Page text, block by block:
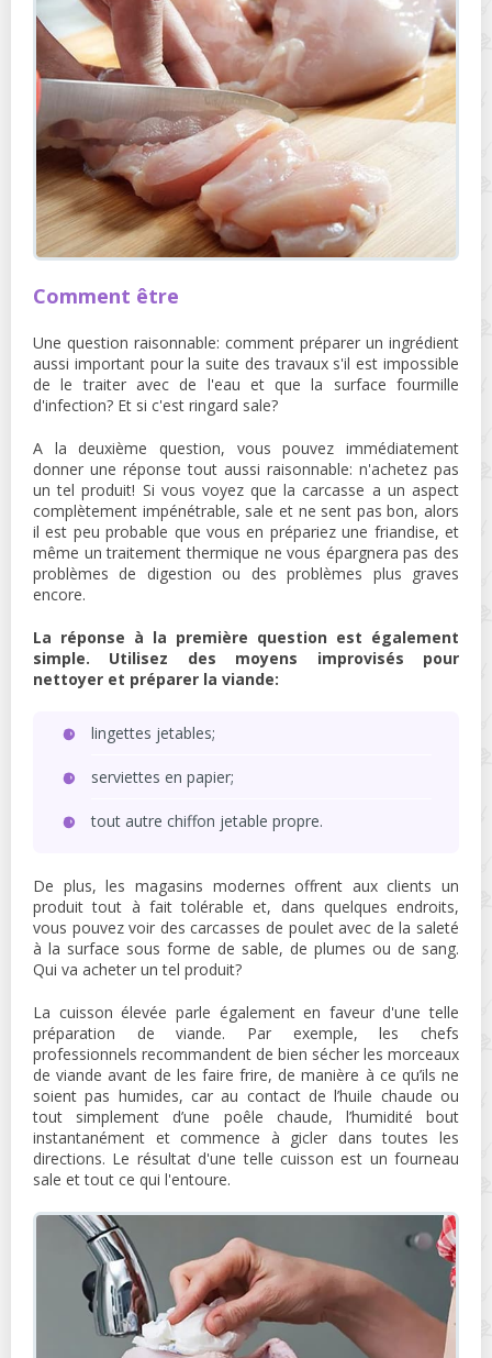
Comment être
Une question raisonnable: comment préparer un ingrédient
aussi important pour la suite des travaux s'il est impossible
de le traiter avec de l'eau et que la surface fourmille
d'infection? Et si c'est ringard sale?
A la deuxième question, vous pouvez immédiatement
donner une réponse tout aussi raisonnable: n'achetez pas
un tel produit! Si vous voyez que la carcasse a un aspect
complètement impénétrable, sale et ne sent pas bon, alors
il est peu probable que vous en prépariez une friandise, et
même un traitement thermique ne vous épargnera pas des
problèmes de digestion ou des problèmes plus graves
encore.
La réponse à la première question est également
simple. Utilisez des moyens improvisés pour
nettoyer et préparer la viande:
lingettes jetables;
serviettes en papier;
tout autre chiffon jetable propre.
De plus, les magasins modernes offrent aux clients un
produit tout à fait tolérable et, dans quelques endroits,
vous pouvez voir des carcasses de poulet avec de la saleté
à la surface sous forme de sable, de plumes ou de sang.
Qui va acheter un tel produit?
La cuisson élevée parle également en faveur d'une telle
préparation de viande. Par exemple, les chefs
professionnels recommandent de bien sécher les morceaux
de viande avant de les faire frire, de manière à ce qu’ils ne
soient pas humides, car au contact de l’huile chaude ou
tout simplement d’une poêle chaude, l’humidité bout
instantanément et commence à gicler dans toutes les
directions. Le résultat d'une telle cuisson est un fourneau
sale et tout ce qui l'entoure.